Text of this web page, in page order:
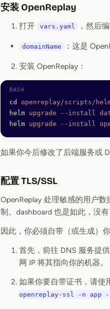
安装 OpenReplay
打开 vars.yaml ，然后
domainName ：这是
安装 OpenReplay：
cd
openreplay/scripts/
helm upgrade --install
helm upgrade --install
如果你今后修改了后端服务或
配置 TLS/SSL
OpenReplay 处理敏感的用户
制。dashboard 也是如此，没
因此，你必须自带（或生成）你
首先，前往 DNS 服务提
网 IP 将其指向你的机器。
如果你要自带证书，请使
openreplay-ssl -n